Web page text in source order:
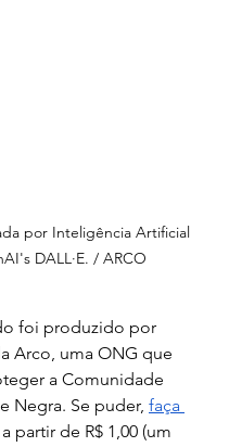
por Inteligência Artificial
DALL·E. / ARCO
foi produzido por
Arco, uma ONG que
a Comunidade
Negra. Se puder, faça
a partir de R$ 1,00 (um